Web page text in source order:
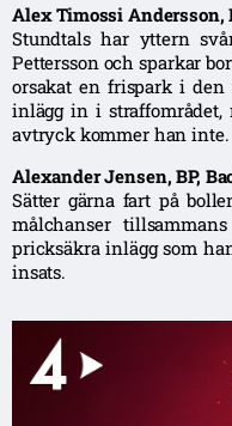
Alex Timossi Andersson,
Stundtals har yttern
Pettersson och sparkar
orsakat en frispark i den
inlägg in i straffområdet,
avtryck kommer han inte.
Alexander Jensen, BP,
Sätter gärna fart på
målchanser
pricksäkra inlägg som
insats.